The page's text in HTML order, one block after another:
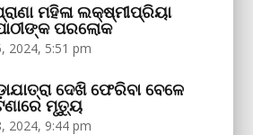
ମହିଳା ଲକ୍ଷ୍ମୀପ୍ରିୟା
ପରଲୋକ
2024, 5:51 pm
ଦେଖି ଫେରିବା ବେଳେ
ମୃତ୍ୟୁ
2024, 9:44 pm